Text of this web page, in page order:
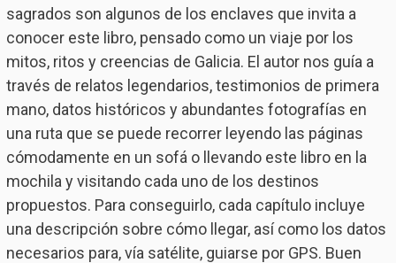
sagrados son algunos de los enclaves que invita a
conocer este libro, pensado como un viaje por los
mitos, ritos y creencias de Galicia. El autor nos guía a
través de relatos legendarios, testimonios de primera
mano, datos históricos y abundantes fotografías en
una ruta que se puede recorrer leyendo las páginas
cómodamente en un sofá o llevando este libro en la
mochila y visitando cada uno de los destinos
propuestos. Para conseguirlo, cada capítulo incluye
una descripción sobre cómo llegar, así como los datos
necesarios para, vía satélite, guiarse por GPS. Buen